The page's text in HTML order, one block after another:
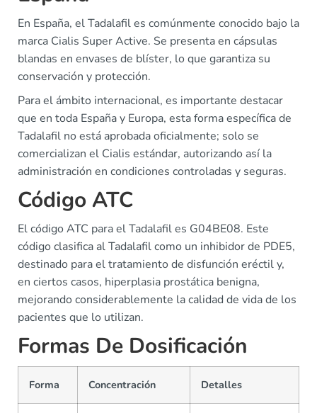
En España, el Tadalafil es comúnmente conocido bajo la
marca Cialis Super Active. Se presenta en cápsulas
blandas en envases de blíster, lo que garantiza su
conservación y protección.
Para el ámbito internacional, es importante destacar
que en toda España y Europa, esta forma específica de
Tadalafil no está aprobada oficialmente; solo se
comercializan el Cialis estándar, autorizando así la
administración en condiciones controladas y seguras.
Código ATC
El código ATC para el Tadalafil es G04BE08. Este
código clasifica al Tadalafil como un inhibidor de PDE5,
destinado para el tratamiento de disfunción eréctil y,
en ciertos casos, hiperplasia prostática benigna,
mejorando considerablemente la calidad de vida de los
pacientes que lo utilizan.
Formas De Dosificación
Forma Concentración Detalles